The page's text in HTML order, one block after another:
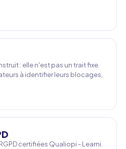
: elle n'est pas un trait fixe.
à identifier leurs blocages,
certifiées Qualiopi - Learni.